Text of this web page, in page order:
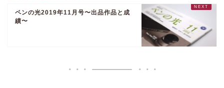
ペンの光2019年11月号〜出品作品と成
績〜